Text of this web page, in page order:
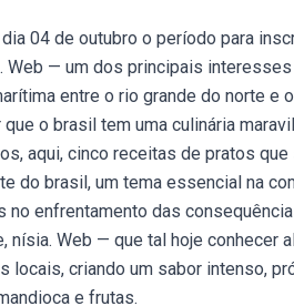
04 de outubro o período para
— um dos principais
entre o rio grande do norte e
o brasil tem uma culinária
aqui, cinco receitas de pratos
do brasil, um tema essencial na
enfrentamento das
nísia. Web — que tal hoje
locais, criando um sabor intenso,
e frutas.